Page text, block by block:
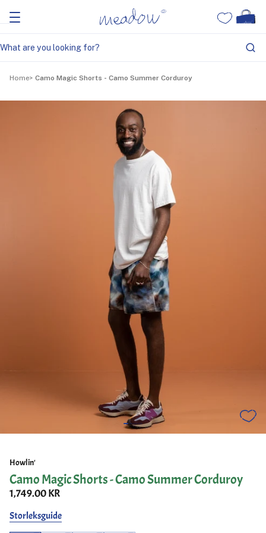
Home Camo Magic Shorts - Camo Summer Corduroy
Howlin'
Camo Magic Shorts - Camo Summer Corduroy
1,749.00 KR
Storleksguide